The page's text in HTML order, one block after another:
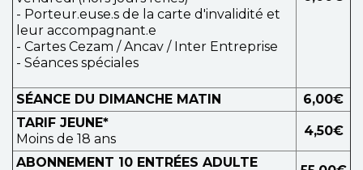
- Porteur.euse.s de la carte d'invalidité et
leur accompagnant.e
- Cartes Cezam / Ancav / Inter Entreprise
- Séances spéciales
SÉANCE DU DIMANCHE MATIN
6,00€
TARIF JEUNE*
Moins de 18 ans
4,50€
ABONNEMENT 10 ENTRÉES ADULTE